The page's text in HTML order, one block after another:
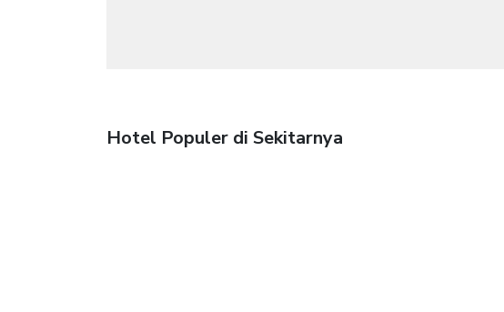
Hotel Populer di Sekitarnya